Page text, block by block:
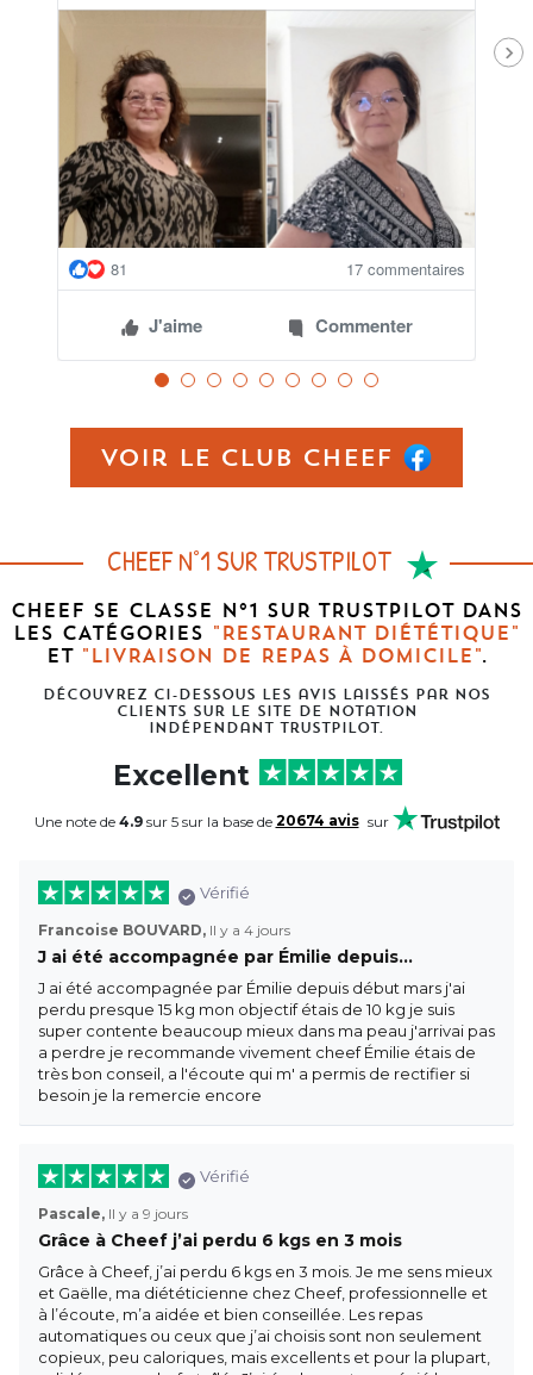
fais pas de sport car c'est fatiguant, mais je
marche un peu. si vous hésitiez encore...
Alors go !
81 17 commentaires
J'aime Commenter
Voir le club Cheef
CHEEF N°1 SUR TRUSTPILOT
CHEEF SE CLASSE N°1 SUR TRUSTPILOTDANS
LES CATÉGORIES "RESTAURANT DIÉTÉTIQUE"
ET "LIVRAISON DE REPAS À DOMICILE".
Découvrez ci-dessous les avis laissés par nos
clients sur le site de notation
indépendant trustpilot.
Excellent
Une note de 4.9sur 5 sur la base de 20674 avis sur
Vérifié
Francoise BOUVARD, Il y a 4 jours
J ai été accompagnée par Émilie depuis…
J ai été accompagnée par Émilie depuis début mars j'ai
perdu presque 15 kg mon objectif étais de 10 kg je suis
super contente beaucoup mieux dans ma peau j'arrivai pas
a perdre je recommande vivement cheef Émilie étais de
très bon conseil, a l'écoute qui m' a permis de rectifier si
besoin je la remercie encore
Vérifié
Pascale, Il y a 9 jours
Grâce à Cheef j’ai perdu 6 kgs en 3 mois
Grâce à Cheef, j’ai perdu 6 kgs en 3 mois. Je me sens mieux
et Gaëlle, ma diététicienne chez Cheef, professionnelle et
à l’écoute, m’a aidée et bien conseillée. Les repas
automatiques ou ceux que j’ai choisis sont non seulement
copieux, peu caloriques, mais excellents et pour la plupart,